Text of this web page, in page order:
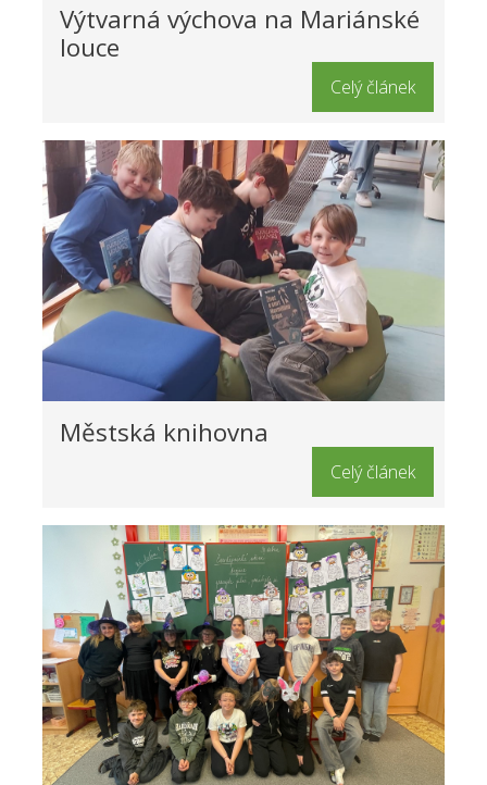
Výtvarná výchova na Mariánské
louce
Celý článek
Městská knihovna
Celý článek